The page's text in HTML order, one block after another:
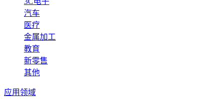
汽车
医疗
金属加工
教育
新零售
其他
应用领域